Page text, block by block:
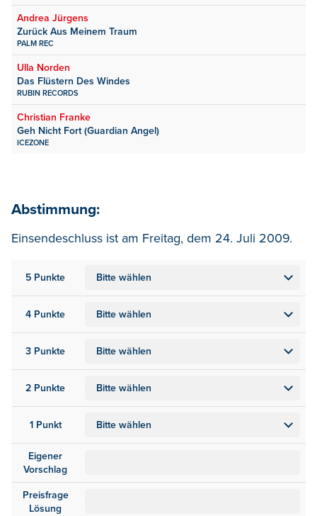
Andrea Jürgens
Zurück Aus Meinem Traum
PALM REC
Ulla Norden
Das Flüstern Des Windes
RUBIN RECORDS
Christian Franke
Geh Nicht Fort (Guardian Angel)
ICEZONE
Abstimmung:
Einsendeschluss ist am Freitag, dem 24. Juli 2009.
5 Punkte
4 Punkte
3 Punkte
2 Punkte
1 Punkt
Eigener
Vorschlag
Preisfrage
Lösung